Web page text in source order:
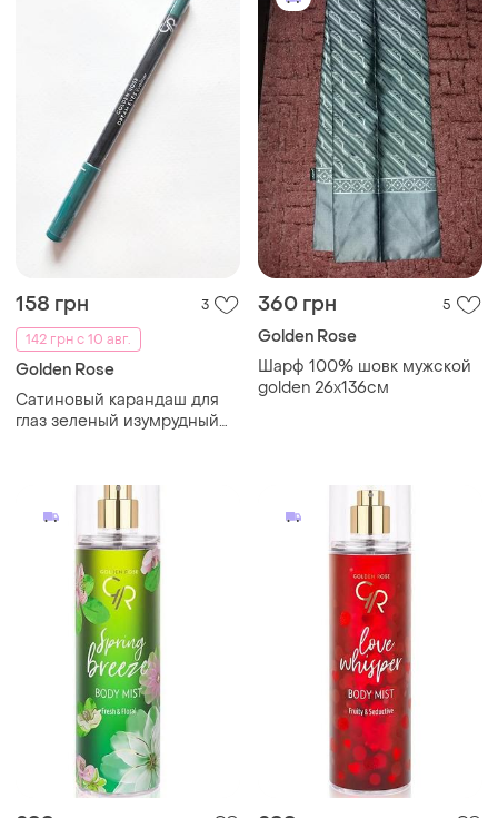
158 грн
3
142 грн с 10 авг.
Golden Rose
Сатиновый карандаш для
глаз зеленый изумрудный
карандаш контурный
гелевый подводка зеленая
360 грн 5
Golden Rose
Шарф 100% шовк мужской
golden 26x136см